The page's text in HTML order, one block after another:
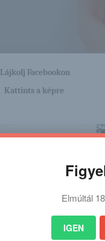
Lájkolj Facebookon
Kattints a képre
Elmúltál
IGEN